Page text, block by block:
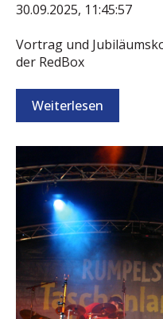
30.09.2025, 11:45:57
Vortrag und
der RedBox
Weiterlesen